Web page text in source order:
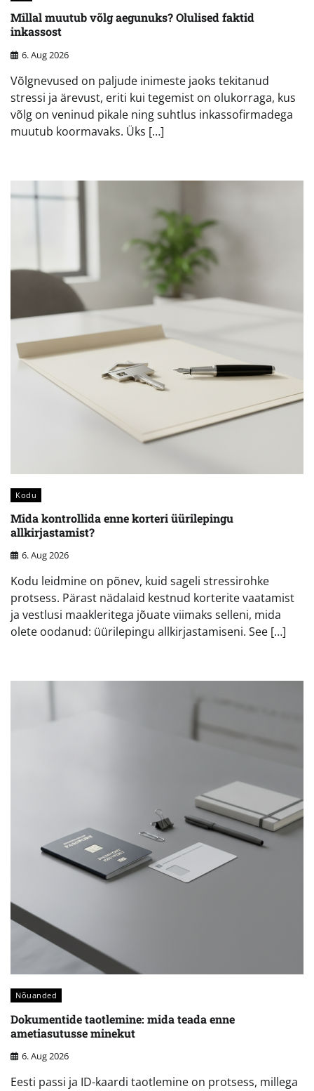
Millal muutub võlg aegunuks? Olulised faktid
inkassost
6. Aug 2026
Võlgnevused on paljude inimeste jaoks tekitanud
stressi ja ärevust, eriti kui tegemist on olukorraga, kus
võlg on veninud pikale ning suhtlus inkassofirmadega
muutub koormavaks. Üks […]
Kodu
Mida kontrollida enne korteri üürilepingu
allkirjastamist?
6. Aug 2026
Kodu leidmine on põnev, kuid sageli stressirohke
protsess. Pärast nädalaid kestnud korterite vaatamist
ja vestlusi maakleritega jõuate viimaks selleni, mida
olete oodanud: üürilepingu allkirjastamiseni. See […]
Nõuanded
Dokumentide taotlemine: mida teada enne
ametiasutusse minekut
6. Aug 2026
Eesti passi ja ID-kaardi taotlemine on protsess, millega